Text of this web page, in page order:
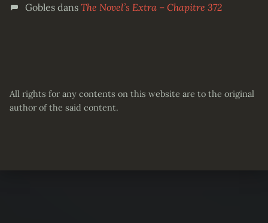
Goblesdans The Novel’s Extra – Chapitre 372
All rights for any contents on this website are to the original
author of the said content.